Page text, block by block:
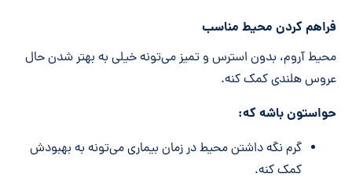
فراهم کردن محیط مناسب
محیط آروم، بدون استرس و تمیز می‌تونه خیلی به بهتر شدن حال
عروس هلندی کمک کنه.
حواستون باشه که:
گرم نگه داشتن محیط در زمان بیماری می‌تونه به بهبودش
کمک کنه.